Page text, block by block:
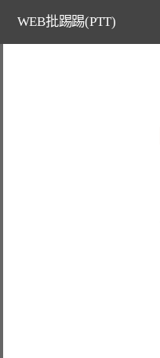
WEB批踢踢(PTT)